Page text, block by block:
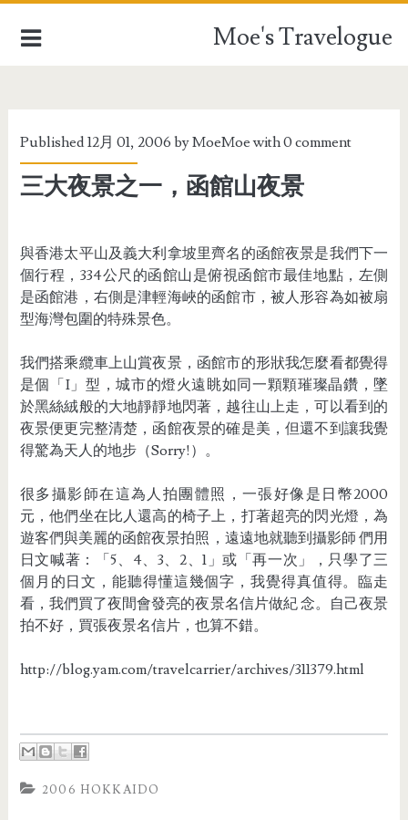
Moe's Travelogue
AFRICA
TAIWAN
Published 12月 01, 2006 byMoeMoewith0 comment
三大夜景之一，函館山夜景
與香港太平山及義大利拿坡里齊名的函館夜景是我們下一
個行程，334公尺的函館山是俯視函館市最佳地點，左側
是函館港，右側是津輕海峽的函館市，被人形容為如被扇
型海灣包圍的特殊景色。
我們搭乘纜車上山賞夜景，函館市的形狀我怎麼看都覺得
是個「I」型，城市的燈火遠眺如同一顆顆璀璨晶鑽，墜
於黑絲絨般的大地靜靜地閃著，越往山上走，可以看到的
夜景便更完整清楚，函館夜景的確是美，但還不到讓我覺
得驚為天人的地步（Sorry!）。
很多攝影師在這為人拍團體照，一張好像是日幣2000
元，他們坐在比人還高的椅子上，打著超亮的閃光燈，為
遊客們與美麗的函館夜景拍照，遠遠地就聽到攝影師 們用
日文喊著：「5、4、3、2、1」或「再一次」，只學了三
個月的日文，能聽得懂這幾個字，我覺得真值得。臨走
看，我們買了夜間會發亮的夜景名信片做紀 念。自己夜景
拍不好，買張夜景名信片，也算不錯。
http://blog.yam.com/travelcarrier/archives/311379.html
2006 HOKKAIDO